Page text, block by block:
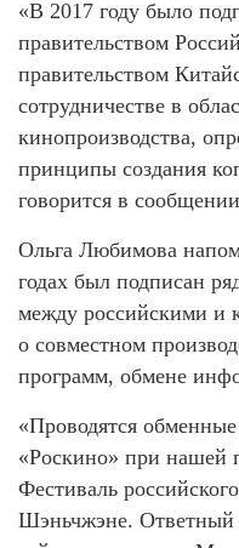
«В 2017 году было
правительством
правительством
сотрудничестве в
кинопроизводства,
принципы создания
говорится в
Ольга Любимова
годах был подписан
между российскими и
о совместном
программ, обмене
«Проводятся
«Роскино» при нашей
Фестиваль
Шэньчжэне. Ответный